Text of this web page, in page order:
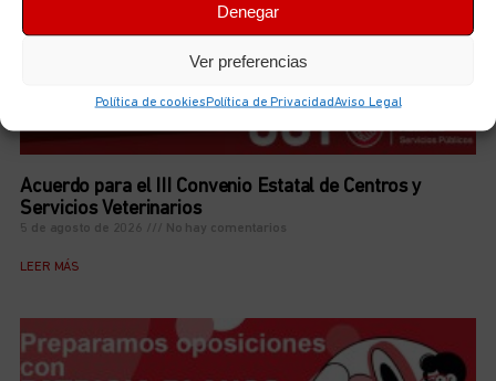
Denegar
Ver preferencias
Política de cookies Política de PrivacidadAviso Legal
Acuerdo para el III Convenio Estatal de Centros y
Servicios Veterinarios
5 de agosto de 2026 No hay comentarios
LEER MÁS